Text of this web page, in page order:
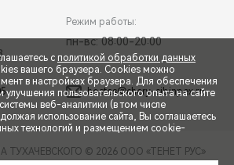
ДРАЙВ
Режим работы:
пн-вс: 08:00-20:00
hostes@chery-sibinpex.ru
ТУХАЧЕВСКОГО © 2026 ООО «ТЕНЕТ РУС»
с политикой обработки данных
вашего браузера. Cookies можно
в настройках браузера. Для обеспечения
пользовательского опыта на сайте
веб-аналитики (в том числе
использование сайта, Вы соглашаетесь
технологий и размещением cookie-